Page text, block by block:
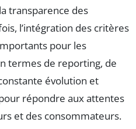
transparence des
l’intégration des critères
pour les
termes de reporting, de
évolution et
répondre aux attentes
et des consommateurs.